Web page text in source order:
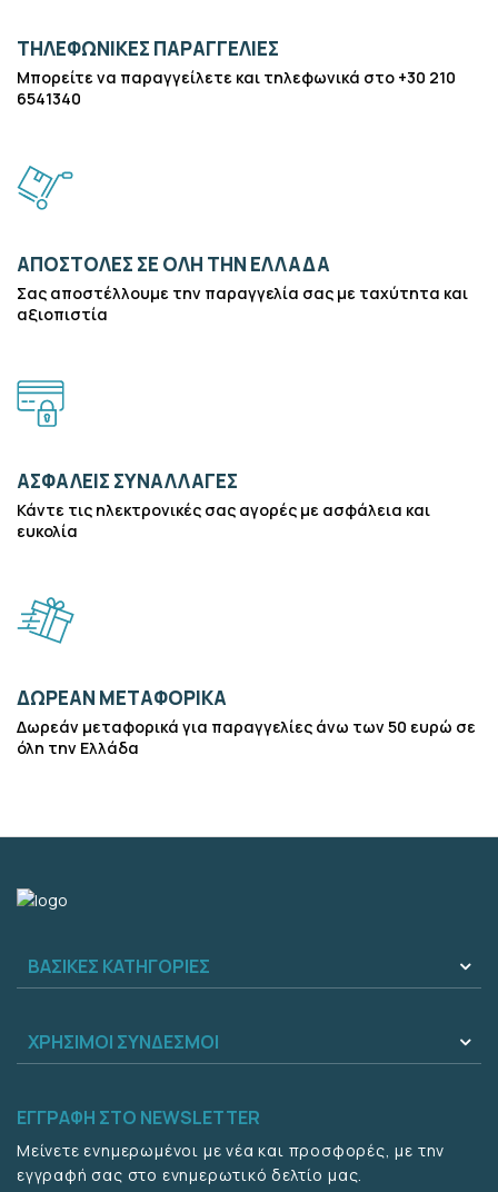
ΤΗΛΕΦΩΝΙΚΈΣ ΠΑΡΑΓΓΕΛΊΕΣ
Μπορείτε να παραγγείλετε και τηλεφωνικά στο +30 210
6541340
ΑΠΟΣΤΟΛΈΣ ΣΕ ΌΛΗ ΤΗΝ ΕΛΛΆΔΑ
Σας αποστέλλουμε την παραγγελία σας με ταχύτητα και
αξιοπιστία
ΑΣΦΑΛΕΊΣ ΣΥΝΑΛΛΑΓΈΣ
Κάντε τις ηλεκτρονικές σας αγορές με ασφάλεια και
ευκολία
ΔΩΡΕΆΝ ΜΕΤΑΦΟΡΙΚΆ
Δωρεάν μεταφορικά για παραγγελίες άνω των 50 ευρώ σε
όλη την Ελλάδα
ΒΑΣΙΚΈΣ ΚΑΤΗΓΟΡΊΕΣ
ΧΡΉΣΙΜΟΙ ΣΎΝΔΕΣΜΟΙ
ΕΓΓΡΑΦΉ ΣΤΟ NEWSLETTER
Μείνετε ενημερωμένοι με νέα και προσφορές, με την
εγγραφή σας στο ενημερωτικό δελτίο μας.